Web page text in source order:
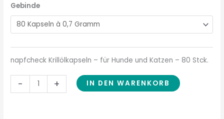
Gebinde
napfcheck Krillölkapseln – für Hunde und Katzen – 80 Stck.
- + IN DEN WARENKORB